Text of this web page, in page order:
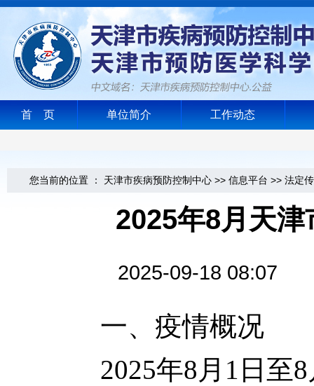
首 页 单位简介 工作动态
您当前的位置 ： 天津市疾病预防控制中心 >> 信息平台 >> 法定
2025年8月天
2025-09-18 08:07
一、疫情概况
2025年8 月 1 日至8